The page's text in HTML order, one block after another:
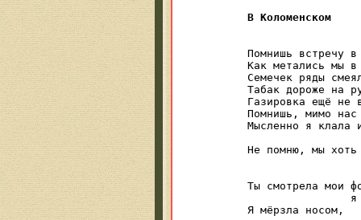
В Коломенском
Помнишь встречу в
Как метались мы в
Семечек ряды
Табак дороже на
Газировка ещё не
Помнишь, мимо нас
Мысленно я клала
Не помню, мы хоть
Ты смотрела мои
Я мёрзла носом,